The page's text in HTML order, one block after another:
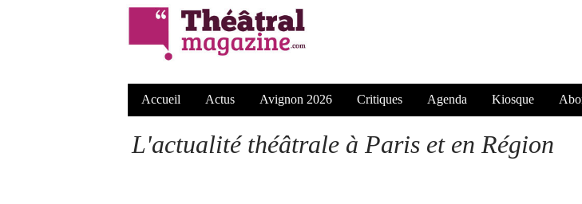
Accueil Actus Avignon 2026 Critiques Agenda Kiosque
L'actualité théâtrale à Paris et en Région